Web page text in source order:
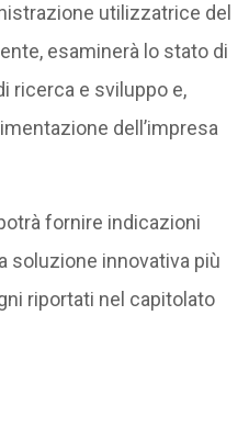
utilizzatrice del
esaminerà lo stato di
ricerca e sviluppo e,
dell’impresa
fornire indicazioni
soluzione innovativa più
riportati nel capitolato